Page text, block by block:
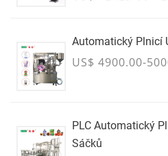
Automatický Plnicí
US$ 4900.00-
PLC Automatický
Sáčků